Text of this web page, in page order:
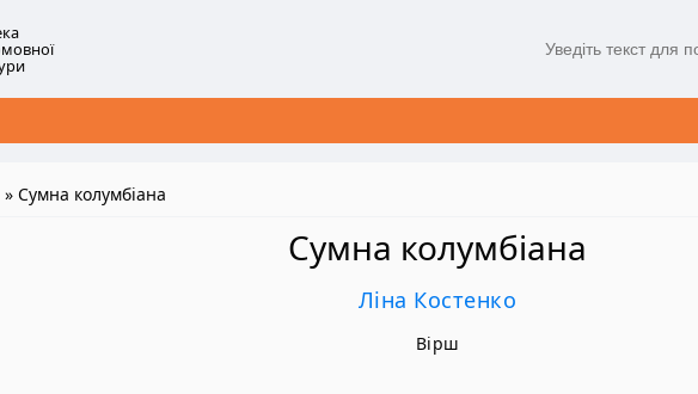
» Сумна колумбіана
Сумна колумбіана
Ліна Костенко
Вірш